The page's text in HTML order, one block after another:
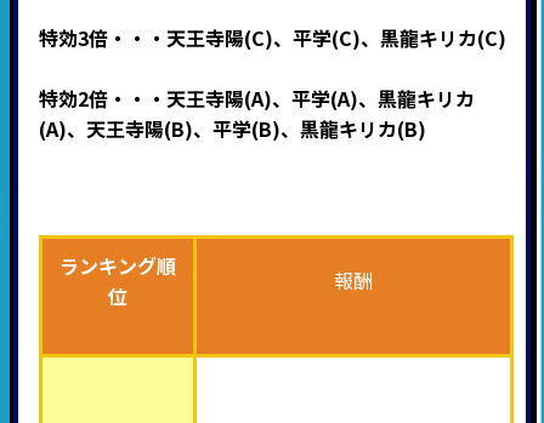
特効3倍・・・天王寺陽(C)、平学(C)、黒龍キリカ(C)
特効2倍・・・天王寺陽(A)、平学(A)、黒龍キリカ
(A)、天王寺陽(B)、平学(B)、黒龍キリカ(B)
ランキング順
位
報酬